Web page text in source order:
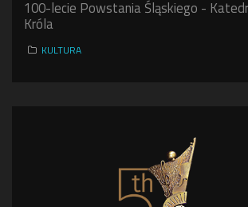
100-lecie Powstania Śląskiego -
Króla
KULTURA